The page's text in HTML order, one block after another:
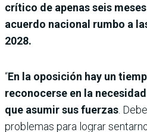
crítico de apenas seis
acuerdo nacional rumbo a
2028.
“En la oposición hay un
reconocerse en la
que asumir sus fuerzas .
problemas para lograr